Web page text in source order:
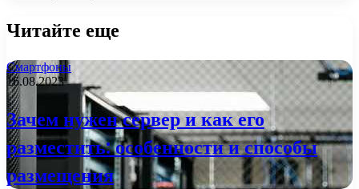
Читайте еще
Смартфоны
16.08.2023
Зачем нужен сервер и как его
разместить: особенности и способы
размещения